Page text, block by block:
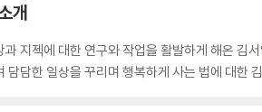
개
과 지젝에 대한 연구와 작업을 활발하게 해온 김
담담한 일상을 꾸리며 행복하게 사는 법에 대한